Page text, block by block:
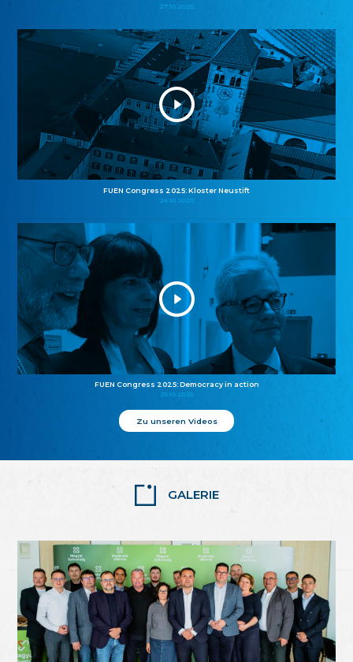
27.10.2025
FUEN Congress 2025: Kloster Neustift
26.10.2025
FUEN Congress 2025: Democracy in action
25.10.2025
Zu unseren Videos
GALERIE